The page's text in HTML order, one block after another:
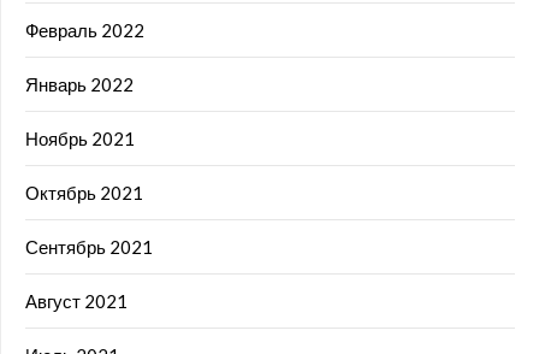
Февраль 2022
Январь 2022
Ноябрь 2021
Октябрь 2021
Сентябрь 2021
Август 2021